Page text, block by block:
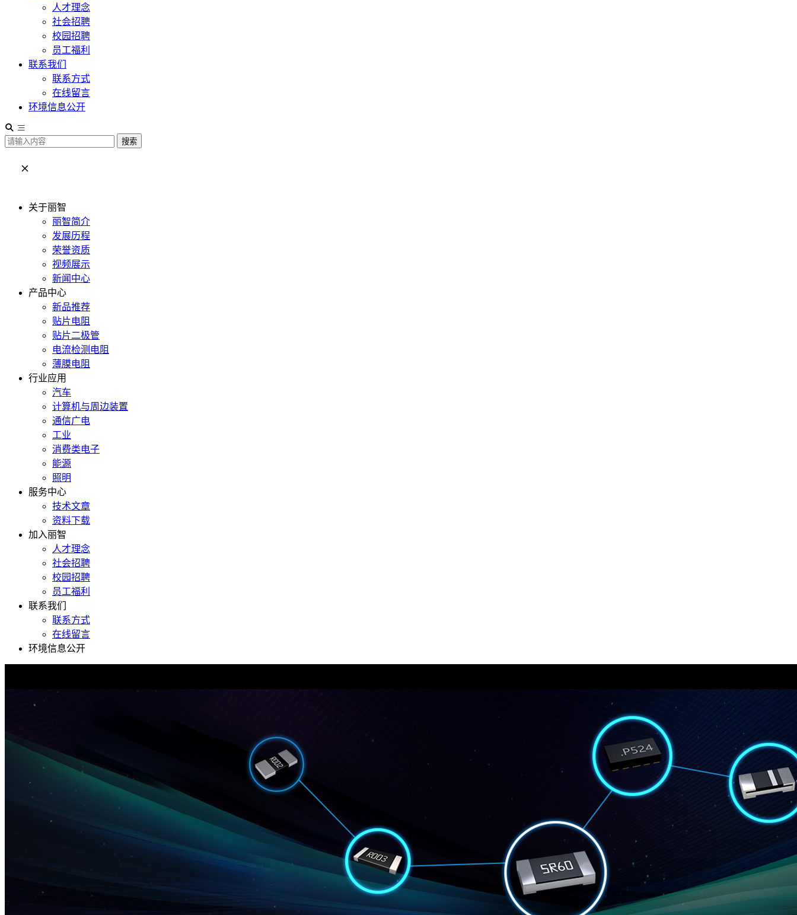
人才理念
社会招聘
校园招聘
员工福利
联系我们
联系方式
在线留言
环境信息公开
搜索
关于丽智
丽智简介
发展历程
荣誉资质
视频展示
新闻中心
产品中心
新品推荐
贴片电阻
贴片二极管
电流检测电阻
薄膜电阻
行业应用
汽车
计算机与周边装置
通信广电
工业
消费类电子
能源
照明
服务中心
技术文章
资料下载
加入丽智
人才理念
社会招聘
校园招聘
员工福利
联系我们
联系方式
在线留言
环境信息公开